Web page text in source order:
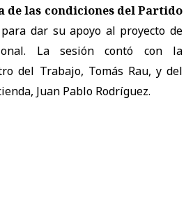
de las condiciones del Partido
dar su apoyo al proyecto de
La sesión contó con la
del Trabajo, Tomás Rau, y del
Juan Pablo Rodríguez.